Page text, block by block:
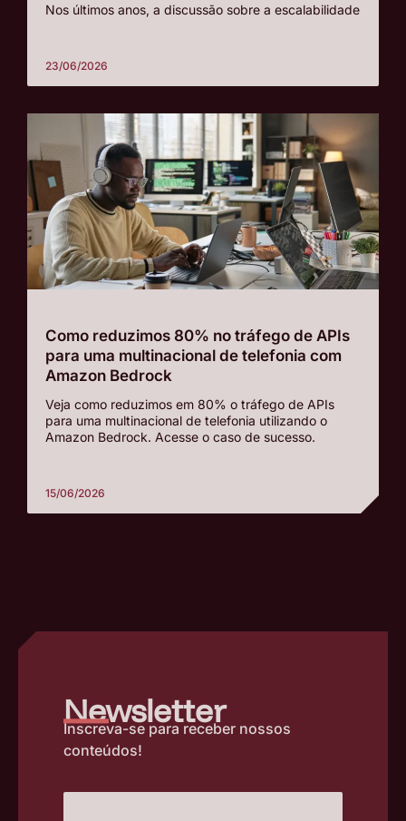
Nos últimos anos, a discussão sobre a escalabilidade
23/06/2026
Como reduzimos 80% no tráfego de APIs
para uma multinacional de telefonia com
Amazon Bedrock
Veja como reduzimos em 80% o tráfego de APIs
para uma multinacional de telefonia utilizando o
Amazon Bedrock. Acesse o caso de sucesso.
15/06/2026
Newsletter
–
Inscreva-se para receber nossos
conteúdos!